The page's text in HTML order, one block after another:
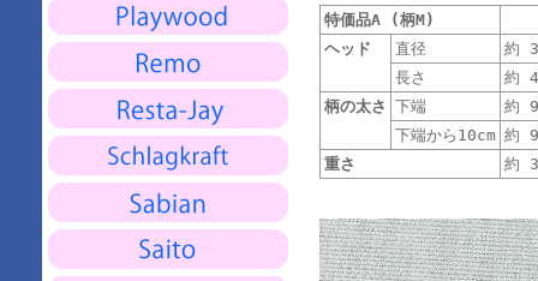
特価品A (柄M)
ヘッド
直径
約
長さ
約
柄の太さ 下端
約
下端から10cm 約
重さ
約